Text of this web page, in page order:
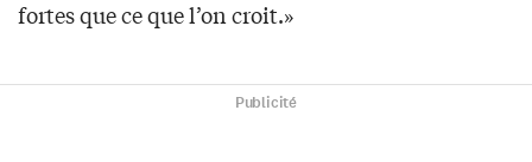
fortes que ce que l’on croit.»
Publicité